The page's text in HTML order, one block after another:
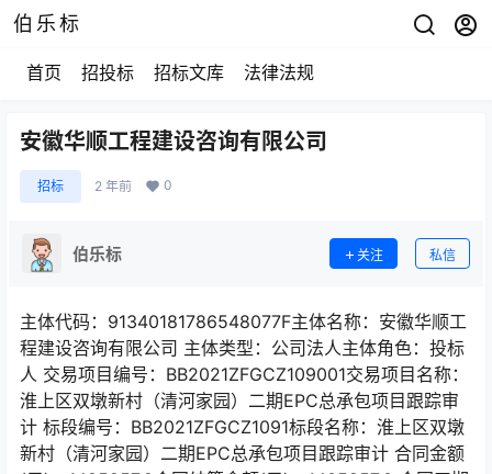
伯乐标
首页 招投标 招标文库 法律法规
安徽华顺工程建设咨询有限公司
招标 2 年前 0
伯乐标 关注 私信
主体代码：91340181786548077F主体名称：安徽华顺工
程建设咨询有限公司 主体类型：公司法人主体角色：投标
人 交易项目编号：BB2021ZFGCZ109001交易项目名称：
淮上区双墩新村（清河家园）二期EPC总承包项目跟踪审
计 标段编号：BB2021ZFGCZ1091标段名称：淮上区双墩
新村（清河家园）二期EPC总承包项目跟踪审计 合同金额